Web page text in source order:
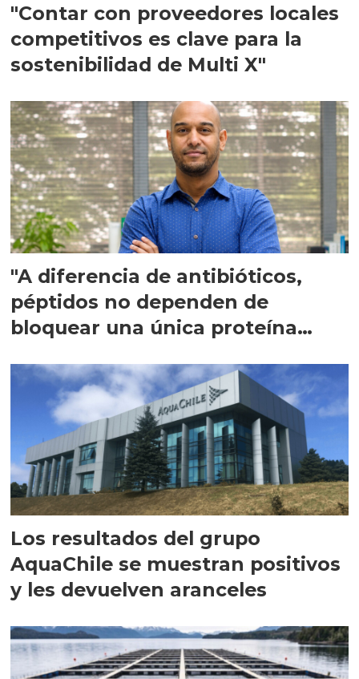
"Contar con proveedores locales
competitivos es clave para la
sostenibilidad de Multi X"
"A diferencia de antibióticos,
péptidos no dependen de
bloquear una única proteína
Los resultados del grupo
AquaChile se muestran positivos
y les devuelven aranceles